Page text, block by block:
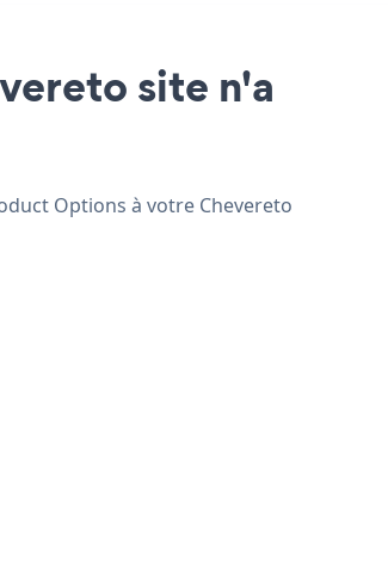
site n'a
Options à votre Chevereto